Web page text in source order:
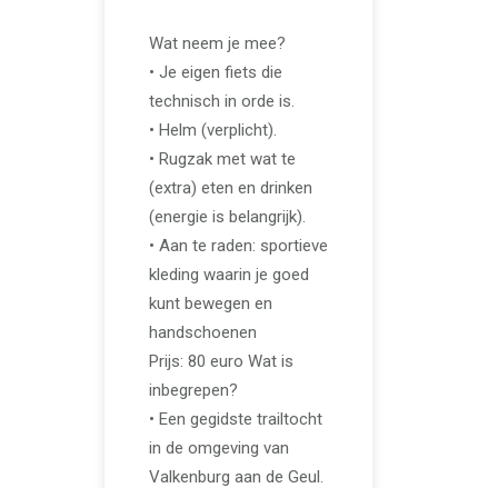
Wat neem je mee?
• Je eigen fiets die
technisch in orde is.
• Helm (verplicht).
• Rugzak met wat te
(extra) eten en drinken
(energie is belangrijk).
• Aan te raden: sportieve
kleding waarin je goed
kunt bewegen en
handschoenen
Prijs: 80 euro Wat is
inbegrepen?
• Een gegidste trailtocht
in de omgeving van
Valkenburg aan de Geul.